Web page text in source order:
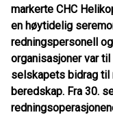
markerte CHC
en høytidelig
redningspersonell
organisasjoner var
selskapets bidrag til
beredskap. Fra 30.